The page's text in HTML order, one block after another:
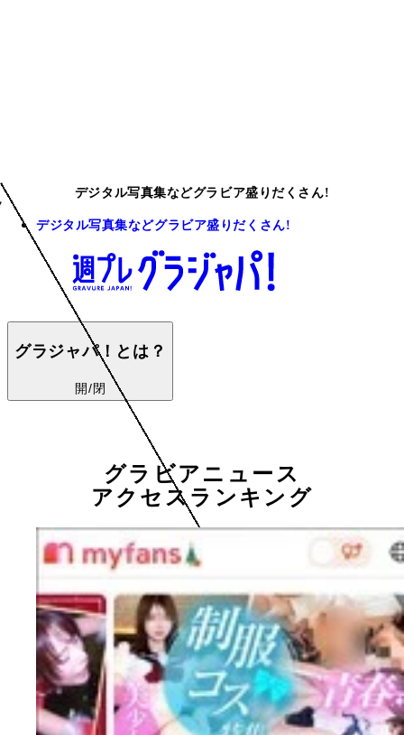
デジタル写真集などグラビア盛りだくさん!
デジタル写真集などグラビア盛りだくさん!
グラジャパ！とは？
開/閉
グラビアニュース
アクセスランキング